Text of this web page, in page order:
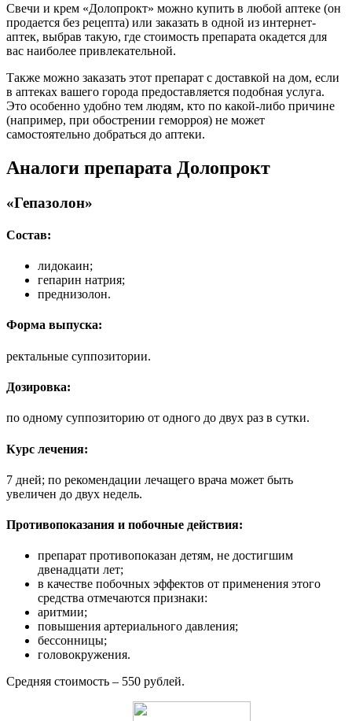
Свечи и крем «Долопрокт» можно купить в любой аптеке (он
продается без рецепта) или заказать в одной из интернет-
аптек, выбрав такую, где стоимость препарата окадется для
вас наиболее привлекательной.
Также можно заказать этот препарат с доставкой на дом, если
в аптеках вашего города предоставляется подобная услуга.
Это особенно удобно тем людям, кто по какой-либо причине
(например, при обострении геморроя) не может
самостоятельно добраться до аптеки.
Аналоги препарата Долопрокт
«Гепазолон»
Состав:
лидокаин;
гепарин натрия;
преднизолон.
Форма выпуска:
ректальные суппозитории.
Дозировка:
по одному суппозиторию от одного до двух раз в сутки.
Курс лечения:
7 дней; по рекомендации лечащего врача может быть
увеличен до двух недель.
Противопоказания и побочные действия:
препарат противопоказан детям, не достигшим
двенадцати лет;
в качестве побочных эффектов от применения этого
средства отмечаются признаки:
аритмии;
повышения артериального давления;
бессонницы;
головокружения.
Средняя стоимость – 550 рублей.